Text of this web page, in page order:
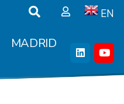
EN
MADRID